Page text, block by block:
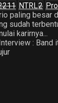
NTRL2
paling besar
sudah
karirnya...